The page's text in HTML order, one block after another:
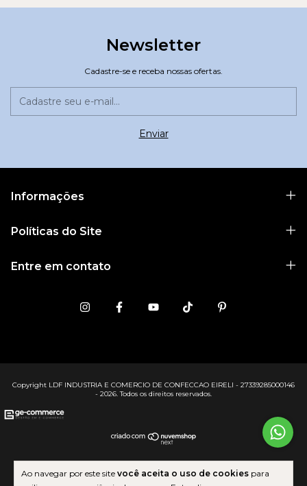
Ao navegar por este site você aceita o uso de cookies para
Newsletter
Cadastre-se e receba nossas ofertas.
Informações
Políticas do Site
Entre em contato
Copyright LDF INDUSTRIA E COMERCIO DE CONFECCAO EIRELI - 27339285000146
- 2026. Todos os direitos reservados.